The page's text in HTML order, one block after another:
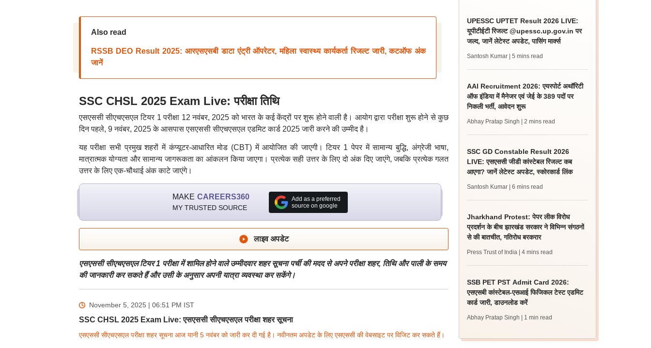
Also read
RSSB DEO Result 2025: आरएसएसबी डाटा एंट्री ऑपरेटर, महिला स्वास्थ्य कार्यकर्ता रिजल्ट जारी, कटऑफ अंक
जानें
SSC CHSL 2025 Exam Live: परीक्षा तिथि
एसएससी सीएचएसएल टियर 1 परीक्षा 12 नवंबर, 2025 को भारत के कई केंद्रों पर शुरू होने वाली है। आयोग द्वारा परीक्षा शुरू होने से कुछ
दिन पहले, 9 नवंबर, 2025 के आसपास एसएससी सीएचएसएल एडमिट कार्ड 2025 जारी करने की उम्मीद है।
यह परीक्षा सभी प्रमुख शहरों में कंप्यूटर-आधारित मोड (CBT) में आयोजित की जाएगी। टियर 1 पेपर में सामान्य बुद्धि, अंग्रेजी भाषा,
मात्रात्मक योग्यता और सामान्य जागरूकता का आंकलन किया जाएगा। प्रत्येक सही उत्तर के लिए दो अंक दिए जाएंगे, जबकि प्रत्येक गलत
उत्तर के लिए एक-चौथाई अंक काटे जाएंगे।
MAKE CAREERS360
MY TRUSTED SOURCE
Add as a preferred
source on google
लाइव अपडेट
एसएससी सीएचएसएल टियर 1 परीक्षा में शामिल होने वाले उम्मीदवार शहर सूचना पर्ची की मदद से अपने परीक्षा शहर, तिथि और पाली के समय
की जानकारी कर सकते हैं और उसी के अनुसार अपनी यात्रा व्यवस्था कर सकेंगे।
November 5, 2025 | 06:51 PM IST
SSC CHSL 2025 Exam Live: एसएससी सीएचएसएल परीक्षा शहर सूचना
एसएससी सीएचएसएल परीक्षा शहर सूचना आज यानी 5 नवंबर को जारी कर दी गई है। नवीनतम अपडेट के लिए एसएससी की वेबसाइट पर विजिट कर सकते हैं।
UPESSC UPTET Result 2026 LIVE:
यूपीटीईटी रिजल्ट @upessc.up.gov.in पर
जल्द, जानें लेटेस्ट अपडेट, पासिंग मार्क्स
Santosh Kumar | 5 mins read
AAI Recruitment 2026: एयरपोर्ट अथॉरिटी
ऑफ इंडिया में मैनेजर एवं जेई के 389 पदों पर
निकली भर्ती, आवेदन शुरू
Abhay Pratap Singh | 2 mins read
SSC GD Constable Result 2026
LIVE: एसएससी जीडी कांस्टेबल रिजल्ट कब
आएगा? जानें लेटेस्ट अपडेट, स्कोरकार्ड लिंक
Santosh Kumar | 6 mins read
Jharkhand Protest: पेपर लीक विरोध
प्रदर्शन के बीच झारखंड सरकार ने विभिन्न संगठनों
से की बातचीत, गतिरोध बरकरार
Press Trust of India | 4 mins read
SSB PET PST Admit Card 2026:
एसएसबी कांस्टेबल-एसआई फिजिकल टेस्ट एडमिट
कार्ड जारी, डाउनलोड करें
Abhay Pratap Singh | 1 min read